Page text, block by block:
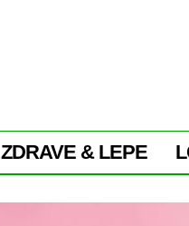
ZDRAVE & LEPE